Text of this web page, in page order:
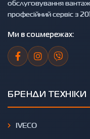
обслуговування
професійний сервіс з
Ми в соцмережах:
БРЕНДИ ТЕХНІКИ
IVECO